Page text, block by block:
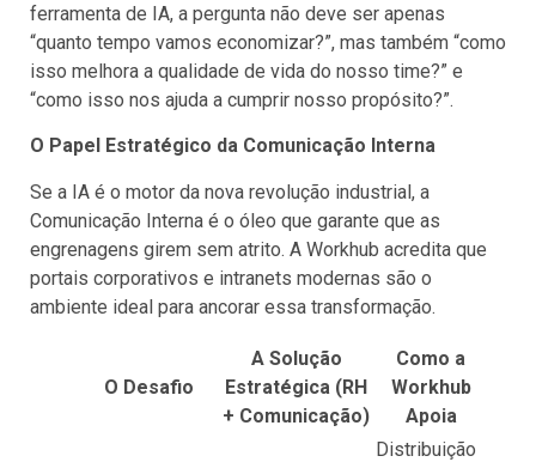
ferramenta de IA, a pergunta não deve ser apenas
“quanto tempo vamos economizar?”, mas também “como
isso melhora a qualidade de vida do nosso time?” e
“como isso nos ajuda a cumprir nosso propósito?”.
O Papel Estratégico da Comunicação Interna
Se a IA é o motor da nova revolução industrial, a
Comunicação Interna é o óleo que garante que as
engrenagens girem sem atrito. A Workhub acredita que
portais corporativos e intranets modernas são o
ambiente ideal para ancorar essa transformação.
O Desafio
A Solução
Estratégica (RH
+ Comunicação)
Como a
Workhub
Apoia
Distribuição